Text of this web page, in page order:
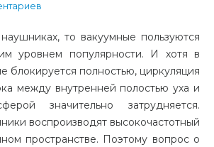
то вакуумные пользуются
уровнем популярности. И хотя в
блокируется полностью, циркуляция
между внутренней полостью уха и
значительно затрудняется.
воспроизводят высокочастотный
пространстве. Поэтому вопрос о